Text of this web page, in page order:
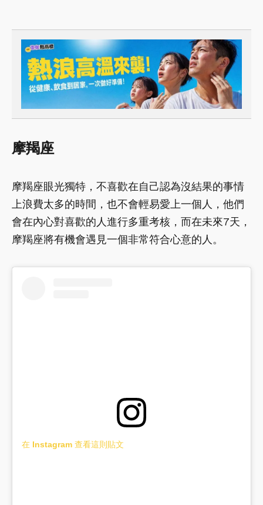
摩羯座
摩羯座眼光獨特，不喜歡在自己認為沒結果的事情
上浪費太多的時間，也不會輕易愛上一個人，他們
會在內心對喜歡的人進行多重考核，而在未來7天，
摩羯座將有機會遇見一個非常符合心意的人。
在 Instagram 查看這則貼文